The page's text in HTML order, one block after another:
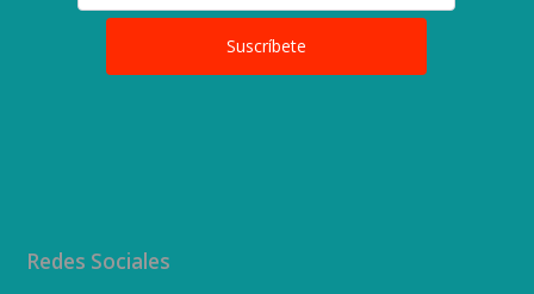
Redes Sociales